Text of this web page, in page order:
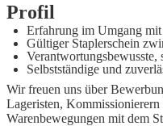
Profil
Erfahrung im Umgang
Gültiger Staplerschein
Verantwortungsbewusste,
Selbstständige und
Wir freuen uns über
Lageristen,
Warenbewegungen mit dem